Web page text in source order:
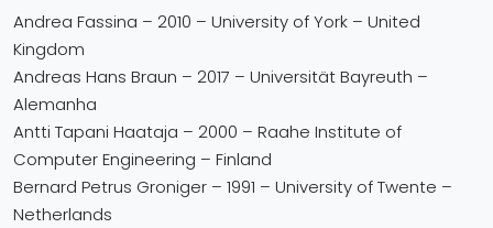
Andrea Fassina – 2010 – University of York – United
Kingdom
Andreas Hans Braun – 2017 – Universität Bayreuth –
Alemanha
Antti Tapani Haataja – 2000 – Raahe Institute of
Computer Engineering – Finland
Bernard Petrus Groniger – 1991 – University of Twente –
Netherlands